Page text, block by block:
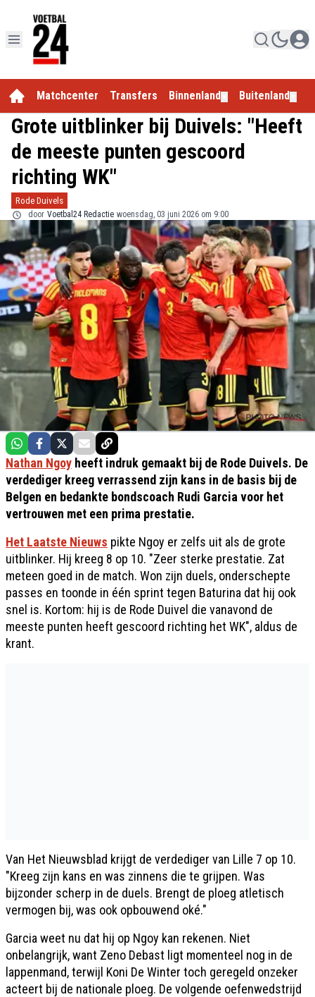
Matchcenter Transfers Binnenland Buitenland
Grote uitblinker bij Duivels: "Heeft
de meeste punten gescoord
richting WK"
Rode Duivels
door Voetbal24 Redactie woensdag, 03 juni 2026 om 9:00
Nathan Ngoy heeft indruk gemaakt bij de Rode Duivels. De
verdediger kreeg verrassend zijn kans in de basis bij de
Belgen en bedankte bondscoach Rudi Garcia voor het
vertrouwen met een prima prestatie.
Het Laatste Nieuws pikte Ngoy er zelfs uit als de grote
uitblinker. Hij kreeg 8 op 10. "Zeer sterke prestatie. Zat
meteen goed in de match. Won zijn duels, onderschepte
passes en toonde in één sprint tegen Baturina dat hij ook
snel is. Kortom: hij is de Rode Duivel die vanavond de
meeste punten heeft gescoord richting het WK", aldus de
krant.
Van Het Nieuwsblad krijgt de verdediger van Lille 7 op 10.
"Kreeg zijn kans en was zinnens die te grijpen. Was
bijzonder scherp in de duels. Brengt de ploeg atletisch
vermogen bij, was ook opbouwend oké."
Garcia weet nu dat hij op Ngoy kan rekenen. Niet
onbelangrijk, want Zeno Debast ligt momenteel nog in de
lappenmand, terwijl Koni De Winter toch geregeld onzeker
acteert bij de nationale ploeg. De volgende oefenwedstrijd